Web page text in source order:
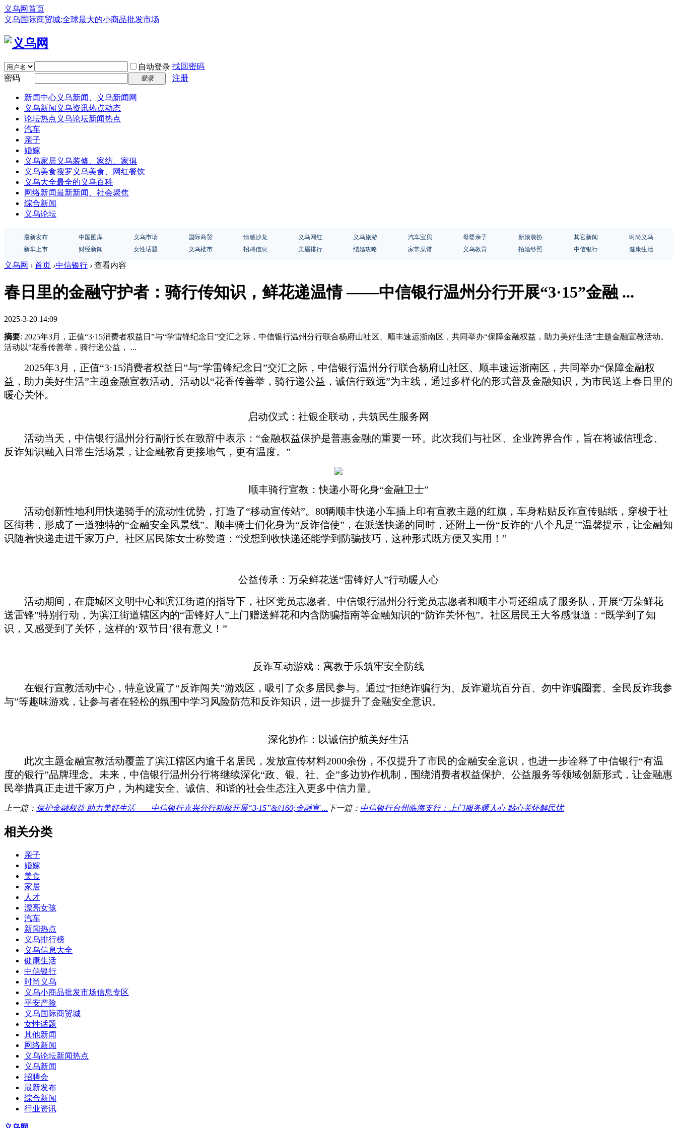
义乌网首页
义乌国际商贸城:全球最大的小商品批发市场
自动登录 找回密码
密码
登录 注册
新闻中心义乌新闻、义乌新闻网
义乌新闻 义乌资讯热点动态
论坛热点 义乌论坛新闻热点
汽车
亲子
婚嫁
义乌家居义乌装修、家纺、家俱
义乌美食搜罗义乌美食、网红餐饮
义乌大全最全的义乌百科
网络新闻最新新闻、社会聚焦
综合新闻
义乌论坛
最新发布 中国图库 义乌市场 国际商贸 情感沙龙 义乌网红 义乌旅游 汽车宝贝 母婴亲子 新娘装扮 其它新闻
时尚义乌
新车上市
财经新闻 女性话题 义乌楼市 招聘信息 美眉排行 结婚攻略 家常菜谱 义乌教育 拍婚纱照 中信银行 健康生活
义乌网 › 首页 ›中信银行 › 查看内容
春日里的金融守护者：骑行传知识，鲜花递温情 ——中信银行温州分行开展“3·15”金融 ...
2025-3-20 14:09
摘要: 2025年3月，正值“3·15消费者权益日”与“学雷锋纪念日”交汇之际，中信银行温州分行联合杨府山社区、顺丰速运浙南区，共同举办“保障金融权益，助力美好生活”主题金融宣教活动。
活动以“花香传善举，骑行递公益， ...
2025年3月 ， 正值“3·15消费者权益日”与“学雷锋纪念日”交汇之际， 中信银行温州分行联合杨府山社区、顺丰速运浙南区，共同举办“保障金融权
益，助力美好生活”主题金融宣教活动。活动以“花香传善举，骑行递公益，诚信行致远”为主线，通过多样化的形式普及金融知识，为市民送上春日里的
暖心关怀。
启动仪式： 社银企联动，共筑民生服务网
活动当天，中信银行温州分行副行长在致辞中表示： “金融权益保护是普惠金融的重要一环。此次我们与社区、企业跨界合作，旨在将诚信理念、
反诈知识融入日常生活场景，让金融教育更接地气，更有温度。”
顺丰骑行宣教：快递小哥化身“金融卫士”
活动创新性地利用快递骑手的流动性优势，打造了“移动宣传站”。80辆顺丰快递小车插上印有宣教主题的红旗，车身粘贴反诈宣传贴纸，穿梭于社
区街巷，形成了一道独特的“金融安全风景线”。顺丰骑士们化身为“反诈信使”，在派送快递的同时，还附上一份“反诈的‘八个凡是’”温馨提示，让金融知
识随着快递走进千家万户。社区居民陈女士称赞道：“没想到收快递还能学到防骗技巧，这种形式既方便又实用！”
公益传承：万朵鲜花送“雷锋好人”行动暖人心
活动期间，在鹿城区文明中心和滨江街道的指导下，社区党员志愿者、中信银行温州分行党员志愿者和顺丰小哥还组成了服务队，开展“万朵鲜花
送雷锋”特别行动，为滨江街道辖区内的“雷锋好人”上门赠送鲜花和内含防骗指南等金融知识的“防诈关怀包”。社区居民王大爷感慨道：“既学到了知
识，又感受到了关怀，这样的‘双节日’很有意义！”
反诈互动游戏：寓教于乐筑牢安全防线
在银行宣教活动中心，特意设置了“反诈闯关”游戏区，吸引了众多居民参与。通过“拒绝诈骗行为、反诈避坑百分百、勿中诈骗圈套、全民反诈我参
与”等趣味游戏，让参与者在轻松的氛围中学习风险防范和反诈知识，进一步提升了金融安全意识。
深化协作：以诚信护航美好生活
此次主题金融宣教活动覆盖了滨江辖区内逾千名居民，发放宣传材料2000余份，不仅提升了市民的金融安全意识，也进一步诠释了中信银行“有温
度的银行”品牌理念。未来，中信银行温州分行将继续深化“政、银、社、企”多边协作机制，围绕消费者权益保护、公益服务等领域创新形式，让金融惠
民举措真正走进千家万户，为构建安全、诚信、和谐的社会生态注入更多中信力量。
上一篇： 保护金融权益 助力美好生活 ——中信银行嘉兴分行积极开展“3·15”&#160;金融宣 ... 下一篇： 中信银行台州临海支行：上门服务暖人心 贴心关怀解民忧
相关分类
亲子
婚嫁
美食
家居
人才
漂亮女孩
汽车
新闻热点
义乌排行榜
义乌信息大全
健康生活
中信银行
时尚义乌
义乌小商品批发市场信息专区
平安产险
义乌国际商贸城
女性话题
其他新闻
网络新闻
义乌论坛新闻热点
义乌新闻
招聘会
最新发布
综合新闻
行业资讯